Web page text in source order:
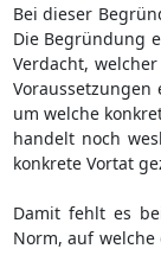
Bei dieser
Die Begründung
Verdacht,
um welche
handelt noch
konkrete Vortat
Damit fehlt es
Norm, auf